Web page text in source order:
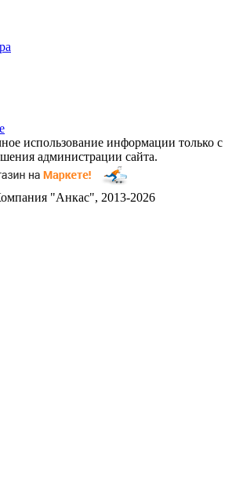
использование информации только с
администрации сайта.
"Анкас", 2013-2026